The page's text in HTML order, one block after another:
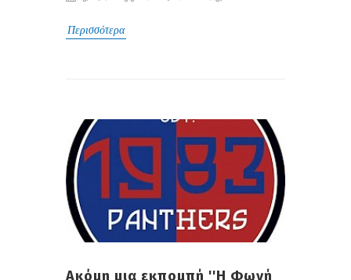
Περισσότερα
Ακόμη μια εκπομπή ''Η Φωνή